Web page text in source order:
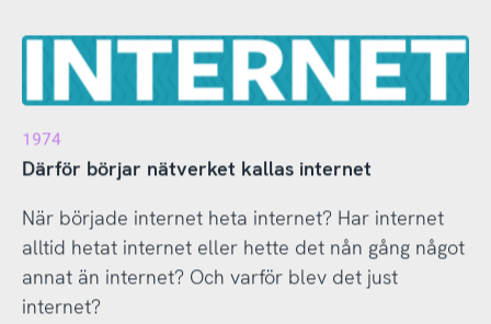
1974
Därför börjar nätverket kallas internet
När började internet heta internet? Har internet
alltid hetat internet eller hette det nån gång något
annat än internet? Och varför blev det just
internet?